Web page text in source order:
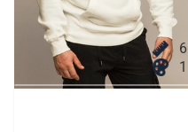
6
1